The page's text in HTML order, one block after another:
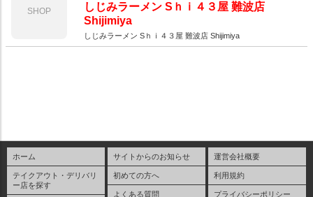
SHOP
しじみラーメン Sｈｉ４３屋 難波店
Shijimiya
しじみラーメン Sｈｉ４３屋 難波店 Shijimiya
ホーム
テイクアウト・デリバリ
ー店を探す
サイトからのお知らせ
初めての方へ
よくある質問
運営会社概要
利用規約
プライバシーポリシー